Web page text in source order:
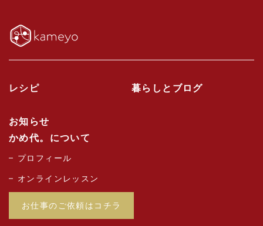
レシピ 暮らしとブログ
お知らせ
かめ代。について
プロフィール
オンラインレッスン
お仕事のご依頼はコチラ